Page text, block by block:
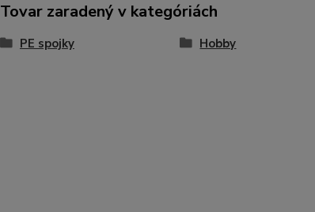
Tovar zaradený v kategóriách
PE spojky Hobby